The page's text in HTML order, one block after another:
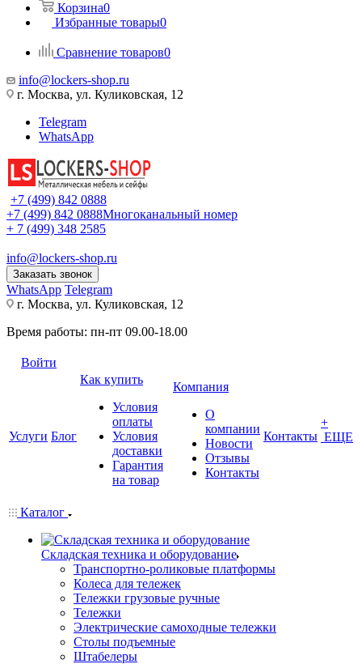
Корзина0
Избранные товары0
Сравнение товаров0
info@lockers-shop.ru
г. Москва, ул. Куликовская, 12
Telegram
WhatsApp
+7 (499) 842 0888
+7 (499) 842 0888Многоканальный номер
+ 7 (499) 348 2585
info@lockers-shop.ru
Заказать звонок
WhatsApp Telegram
г. Москва, ул. Куликовская, 12
Время работы: пн-пт 09.00-18.00
Войти
Услуги Блог
Как купить
Условия
оплаты
Условия
доставки
Гарантия
на товар
Компания
О
компании
Новости
Отзывы
Контакты
Контакты
+
ЕЩЕ
Каталог
Складская техника и оборудование
Транспортно-роликовые платформы
Колеса для тележек
Тележки грузовые ручные
Тележки
Электрические самоходные тележки
Столы подъемные
Штабелеры